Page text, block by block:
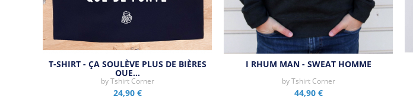
T-SHIRT - ÇA SOULÈVE PLUS DE BIÈRES
QUE…
byTshirt Corner
24,90 €
I RHUM MAN - SWEAT HOMME
byTshirt Corner
44,90 €